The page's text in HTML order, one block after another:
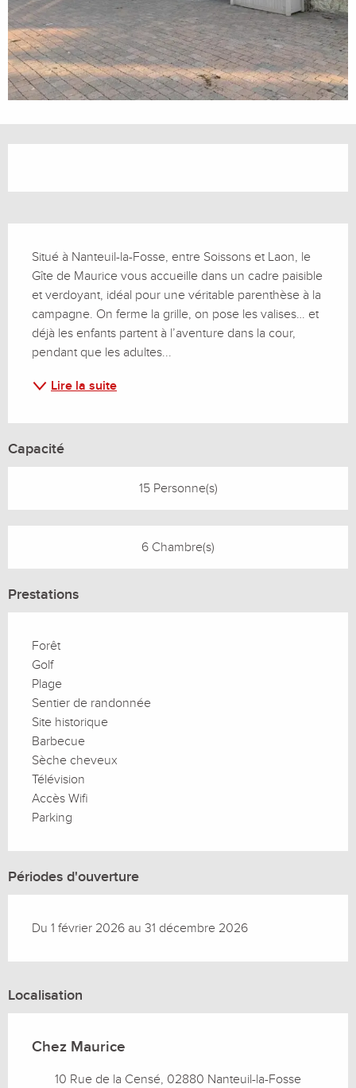
Situé à Nanteuil-la-Fosse, entre Soissons et Laon, le
Gîte de Maurice vous accueille dans un cadre paisible
et verdoyant, idéal pour une véritable parenthèse à la
campagne. On ferme la grille, on pose les valises… et
déjà les enfants partent à l’aventure dans la cour,
pendant que les adultes...
Lire la suite
Capacité
15 Personne(s)
6 Chambre(s)
Prestations
Forêt
Golf
Plage
Sentier de randonnée
Site historique
Barbecue
Sèche cheveux
Télévision
Accès Wifi
Parking
Périodes d'ouverture
Du 1 février 2026 au 31 décembre 2026
Localisation
Chez Maurice
10 Rue de la Censé, 02880 Nanteuil-la-Fosse